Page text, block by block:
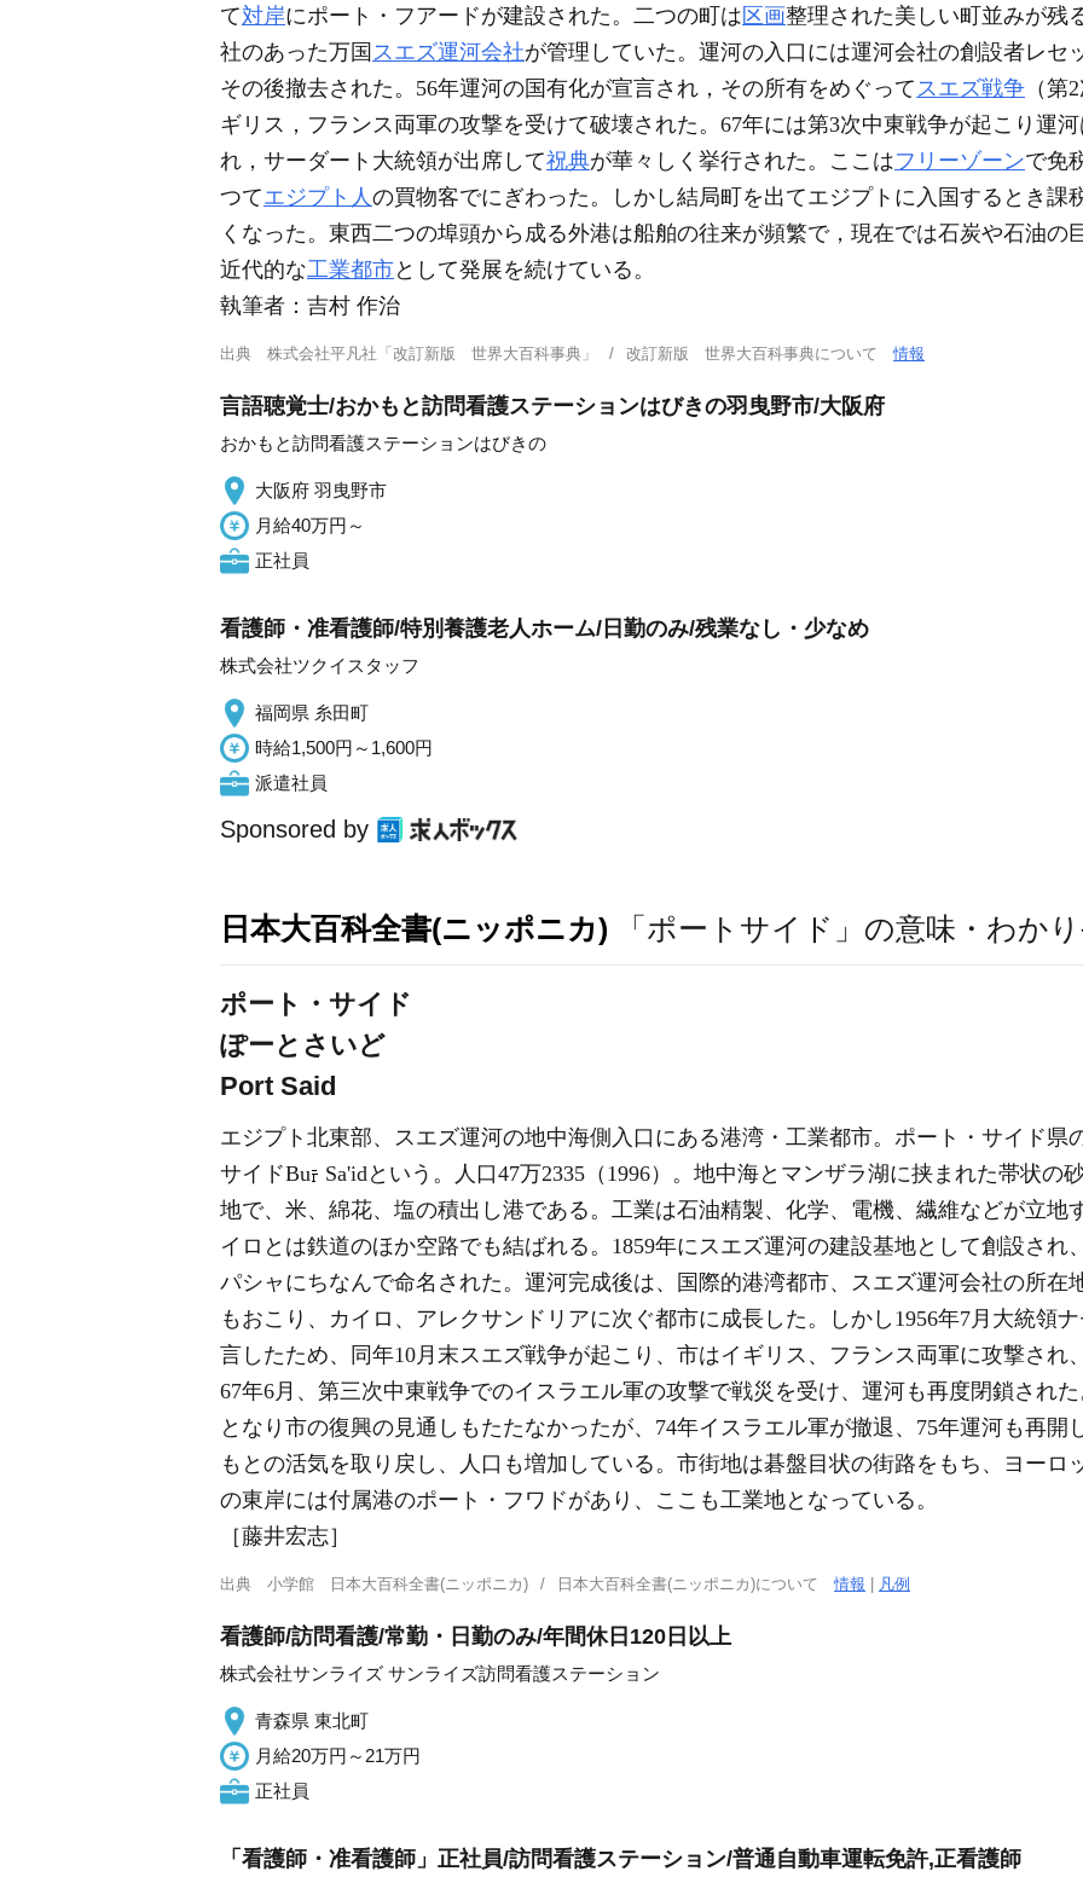
て対岸にポート・フアードが建設された。二つの町は 区画整理された美しい町並みが残
社のあった万国 スエズ運河会社が管理していた。運河の入口には運河会社の創設者レセ
その後撤去された。56年運河の国有化が宣言され，その所有をめぐってスエズ戦争 （第
ギリス，フランス両軍の攻撃を受けて破壊された。67年には第3次中東戦争が起こり運
れ，サーダート大統領が出席して祝典が華々しく挙行された。ここはフリーゾーンで免
つてエジプト人の買物客でにぎわった。しかし結局町を出てエジプトに入国するとき課
くなった。東西二つの埠頭から成る外港は船舶の往来が頻繁で，現在では石炭や石油の
近代的な工業都市として発展を続けている。
執筆者： 吉村 作治
出典 株式会社平凡社「改訂新版 世界大百科事典」 改訂新版 世界大百科事典について情報
言語聴覚士/おかもと訪問看護ステーションはびきの羽曳野市/大阪府
おかもと訪問看護ステーションはびきの
大阪府 羽曳野市
月給40万円～
正社員
看護師・准看護師/特別養護老人ホーム/日勤のみ/残業なし・少なめ
株式会社ツクイスタッフ
福岡県 糸田町
時給1,500円～1,600円
派遣社員
Sponsored by
日本大百科全書(ニッポニカ) 「ポートサイド」の意味・わか
ポート・サイド
ぽーとさいど
Port Said
エジプト北東部、スエズ運河の地中海側入口にある港湾・工業都市。ポート・サイド県
サイドBu
Sa'idという。人口47万2335（1996）。地中海とマンザラ湖に挟まれた帯状の
地で、米、綿花、塩の積出し港である。工業は石油精製、化学、電機、繊維などが立地
イロとは鉄道のほか空路でも結ばれる。1859年にスエズ運河の建設基地として創設され
パシャにちなんで命名された。運河完成後は、国際的港湾都市、スエズ運河会社の所在
もおこり、カイロ、アレクサンドリアに次ぐ都市に成長した。しかし1956年7月大統領
言したため、同年10月末スエズ戦争が起こり、市はイギリス、フランス両軍に攻撃され
67年6月、第三次中東戦争でのイスラエル軍の攻撃で戦災を受け、運河も再度閉鎖され
となり市の復興の見通しもたたなかったが、74年イスラエル軍が撤退、75年運河も再開
もとの活気を取り戻し、人口も増加している。市街地は碁盤目状の街路をもち、ヨーロ
の東岸には付属港のポート・フワドがあり、ここも工業地となっている。
［藤井宏志］
出典 小学館 日本大百科全書(ニッポニカ) 日本大百科全書(ニッポニカ)について情報 | 凡例
看護師/訪問看護/常勤・日勤のみ/年間休日120日以上
株式会社サンライズ サンライズ訪問看護ステーション
青森県 東北町
月給20万円～21万円
正社員
「看護師・准看護師」正社員/訪問看護ステーション/普通自動車運転免許,正看護師